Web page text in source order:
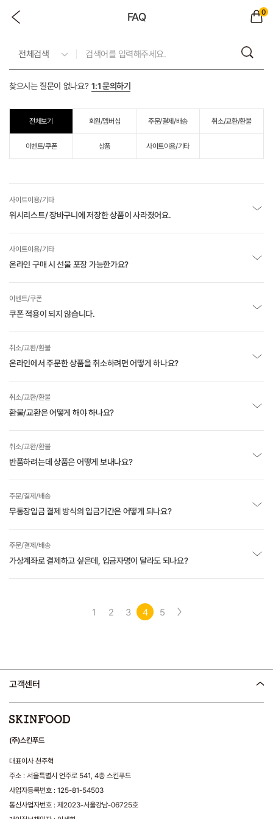
FAQ 0
찾으시는 질문이 없나요? 1:1 문의하기
전체보기 회원/멤버십 주문/결제/배송 취소/교환/환불
이벤트/쿠폰 상품 사이트이용/기타
사이트이용/기타
위시리스트/ 장바구니에 저장한 상품이 사라졌어요.
사이트이용/기타
온라인 구매 시 선물 포장 가능한가요?
이벤트/쿠폰
쿠폰 적용이 되지 않습니다.
취소/교환/환불
온라인에서 주문한 상품을 취소하려면 어떻게 하나요?
취소/교환/환불
환불/교환은 어떻게 해야 하나요?
취소/교환/환불
반품하려는데 상품은 어떻게 보내나요?
주문/결제/배송
무통장입금 결제 방식의 입금기간은 어떻게 되나요?
주문/결제/배송
가상계좌로 결제하고 싶은데, 입금자명이 달라도 되나요?
1 2 3 4 5
고객센터
(주)스킨푸드
대표이사 천주혁
주소 : 서울특별시 언주로 541, 4층 스킨푸드
사업자등록번호 : 125-81-54503
통신사업자번호 : 제2023-서울강남-06725호